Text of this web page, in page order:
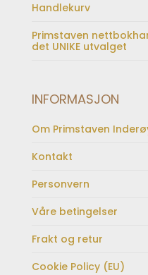
Handlekurv
Primstaven
det UNIKE utvalget
INFORMASJON
Om Primstaven
Kontakt
Personvern
Våre betingelser
Frakt og retur
Cookie Policy (EU)